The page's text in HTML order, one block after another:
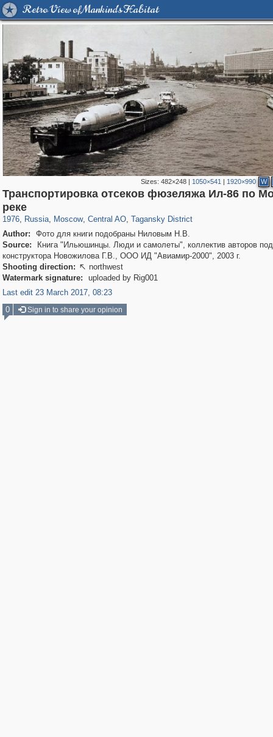
Retro View of Mankind's Habitat
Sizes: 482×248| 1050×541 | 1920×990 W
Транспортировка отсеков фюзеляжа Ил-86 по
реке
1976, Russia, Moscow
319,780
, Central AO, Tagansky District
Author:
Фото для книги подобраны Ниловым Н.В.
Source:
Книга "Ильюшинцы. Люди и самолеты", коллектив авторов под
конструктора Новожилова Г.В., ООО ИД "Авиамир-2000", 2003 г.
Shooting direction:  northwest
Watermark signature:
uploaded by Rig001
Last edit 23 March 2017, 08:23
0
Sign in to share your opinion